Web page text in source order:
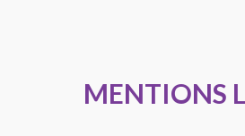
MENTIONS